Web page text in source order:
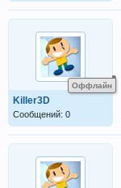
Оффлайн
Killer3D
Сообщений: 0